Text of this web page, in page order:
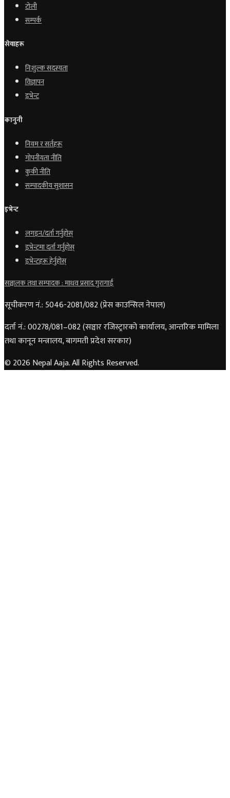
टोली
सम्पर्क
सेवाहरू
निःशुल्क सदस्यता
विज्ञापन
इभेन्ट
कानुनी
नियम र सर्तहरू
गोपनीयता नीति
कुकी नीति
सम्पादकीय सुशासन
इभेन्ट
लगइन/दर्ता गर्नुहोस्
इभेन्टमा दर्ता गर्नुहोस्
इभेन्टहरू हेर्नुहोस्
सञ्चालक तथा सम्पादक : माधव प्रसाद गुरागाईं
सूचीकरण नं.: 5046-2081/082 (प्रेस काउन्सिल नेपाल)
दर्ता नं.: 00278/081–082 (सञ्चार रजिस्ट्रारको कार्यालय, आन्तरिक मामिला
तथा कानून मन्त्रालय, बागमती प्रदेश सरकार)
© 2026 Nepal Aaja. All Rights Reserved.